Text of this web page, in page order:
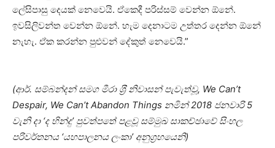
ලේසිපාසු දෙයක් නෙවෙයි. ඒකෙදී පරිස්සම් වෙන්න ඕනේ.
ඉවසිලිවන්ත වෙන්න ඕනේ. හැම දෙනාටම උත්තර දෙන්න ඕනේ
නැහැ. ඒක කරන්න පුළුවන් දේකුත් නෙවෙයි.”
(ආර්. සම්බන්දන් සමග මීරා ශ‍්‍රී නිවාසන් පැවැත්වූ, We Can’t
Despair, We Can’t Abandon Things නමින් 2018 ජනවාරි 5
වැනි දා ‘ද හින්දු’ පුවත්පතේ පළවූ සම්මුඛ සාකච්ඡාවේ සිංහල
පරිවර්තනය ‘යහපාලනය ලංකා’ අනුග‍්‍රහයෙනි)